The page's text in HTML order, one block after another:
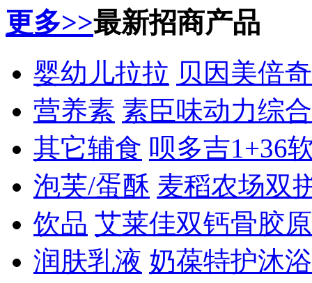
更多>>最新招商产品
婴幼儿拉拉 贝因美倍
营养素 素臣味动力综
其它辅食 呗多吉1+36
泡芙/蛋酥 麦稻农场双
饮品 艾莱佳双钙骨胶
润肤乳液 奶葆特护沐